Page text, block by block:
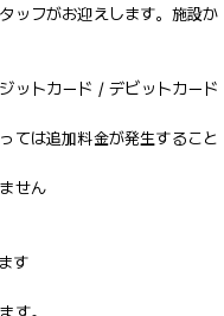
ッフがお迎えします。施設か
ットカード / デビットカード
ては追加料金が発生すること
せん
す